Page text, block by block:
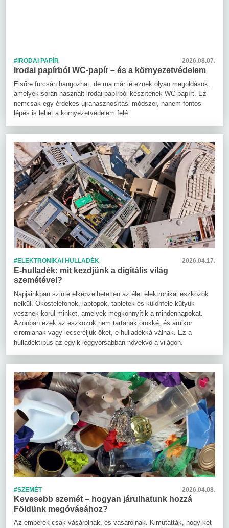
#IRODAI PAPÍR 2026.08.07.
Irodai papírból WC-papír – és a környezetvédelem
Elsőre furcsán hangozhat, de ma már léteznek olyan megoldások,
amelyek során használt irodai papírból készítenek WC-papírt. Ez
nemcsak egy érdekes újrahasznosítási módszer, hanem fontos
lépés is lehet a környezetvédelem felé.
#ELEKTRONIKAI HULLADÉK 2026.04.17.
E-hulladék: mit kezdjünk a digitális világ
szemétével?
Napjainkban szinte elképzelhetetlen az élet elektronikai eszközök
nélkül. Okostelefonok, laptopok, tabletek és különféle kütyük
vesznek körül minket, amelyek megkönnyítik a mindennapokat.
Azonban ezek az eszközök nem tartanak örökké, és amikor
elromlanak vagy lecseréljük őket, e-hulladékká válnak. Ez a
hulladéktípus az egyik leggyorsabban növekvő a világon.
#SZEMÉT 2026.04.08.
Kevesebb szemét – hogyan járulhatunk hozzá
Földünk megóvásához?
Az emberek csak vásárolnak, és vásárolnak. Kimutatták, hogy két